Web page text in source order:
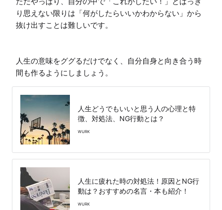
り思えない限りは「何がしたらいいかわからない」から
抜け出すことは難しいです。
人生の意味をググるだけでなく、自分自身と向き合う時
間も作るようにしましょう。
人生どうでもいいと思う人の心理と特
徴、対処法、NG行動とは？
WURK
人生に疲れた時の対処法！原因とNG行
動は？おすすめの名言・本も紹介！
WURK